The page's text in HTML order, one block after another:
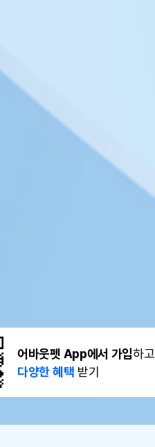
어바웃펫 App에서 가입하고
다양한 혜택 받기